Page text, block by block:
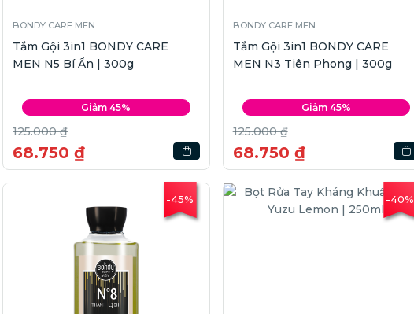
BONDY CARE MEN
Tắm Gội 3in1 BONDY CARE
MEN N5 Bí Ẩn | 300g
Giảm 45%
125.000 ₫
68.750 ₫
BONDY CARE MEN
Tắm Gội 3in1 BONDY CARE
MEN N3 Tiên Phong | 300g
Giảm 45%
125.000 ₫
68.750 ₫
-45% -40%